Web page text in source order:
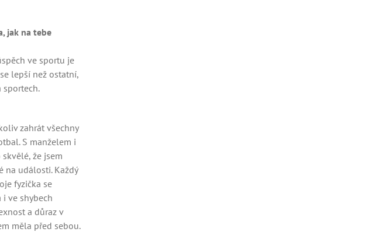
jak na tebe
ve sportu je
lepší než ostatní,
sportech.
zahrát všechny
S manželem i
že jsem
na události. Každý
fyzička se
i ve shybech
a důraz v
měla před sebou.